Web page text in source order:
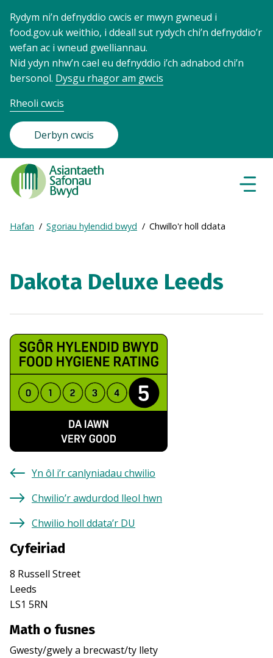
Rydym ni’n defnyddio cwcis er mwyn gwneud i
food.gov.uk weithio, i ddeall sut rydych chi’n defnyddio’r
wefan ac i wneud gwelliannau.
Nid ydyn nhw’n cael eu defnyddio i’ch adnabod chi’n
bersonol. Dysgu rhagor am gwcis
Rheoli cwcis
Derbyn cwcis
Food
Standards
Agency
Frontpage
Breadcrumb
Expand
breadcrumb
Hafan Sgoriau hylendid bwyd Chwillo'r holl ddata
Dakota Deluxe Leeds
Yn ôl i’r canlyniadau chwilio
Chwilio’r awdurdod lleol hwn
Chwilio holl ddata’r DU
Cyfeiriad
8 Russell Street
Leeds
LS1 5RN
Math o fusnes
Gwesty/gwely a brecwast/ty llety